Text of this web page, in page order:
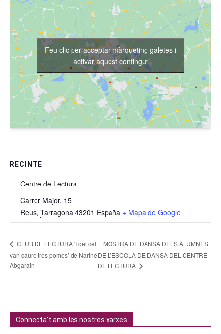
RECINTE
Centre de Lectura
Carrer Major, 15
Reus, Tarragona 43201 España + Mapa de Google
Feu clic per acceptar màrqueting galetes i
activar aquest contingut
CLUB DE LECTURA ‘I del cel
van caure tres pomes’ de Nariné
Abgarain
MOSTRA DE DANSA DELS ALUMNES
DE L’ESCOLA DE DANSA DEL CENTRE
DE LECTURA
Connecta't amb les nostres xarxes